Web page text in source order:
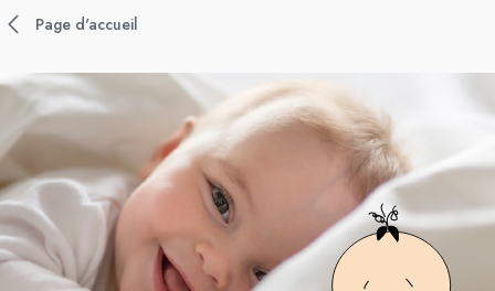
Page d'accueil